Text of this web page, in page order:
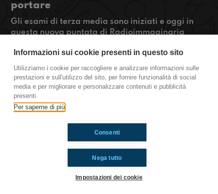
portare
Gli esami di terza media sono iniziati e oggi in
questa nuova puntata di Radioimmaginaria
tesine da NON portare se non volete fare una
brutta figura. E voi? Che cosa avete portato
all'esame?
Castel Guelfo
Ti è piaciuto? Condividilo!
Informazioni sui cookie presenti in questo sito
Utilizziamo i cookie per raccogliere e analizzare informazioni sulle
prestazioni e sull'utilizzo del sito, per fornire funzionalità di social
media e per migliorare e personalizzare contenuti e pubblicità
presenti.
Per saperne di più
Nega tutto
Consenti
Impostazioni dei cookie